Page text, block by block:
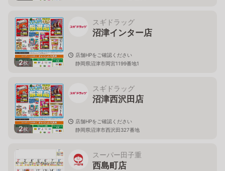
2枚
スギドラッグ
沼津インター店
店舗HPをご確認ください
静岡県沼津市岡宮1199番地1
2枚
スギドラッグ
沼津西沢田店
店舗HPをご確認ください
静岡県沼津市西沢田327番地
スーパー田子重
西島町店